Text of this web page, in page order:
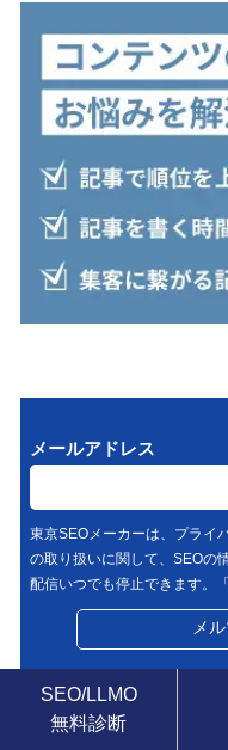
メールアドレス
東京SEOメーカーは、プライ
の取り扱いに関して、SEOの
配信いつでも停止できます。「
人気記事
SEO/LLMO
無料診断